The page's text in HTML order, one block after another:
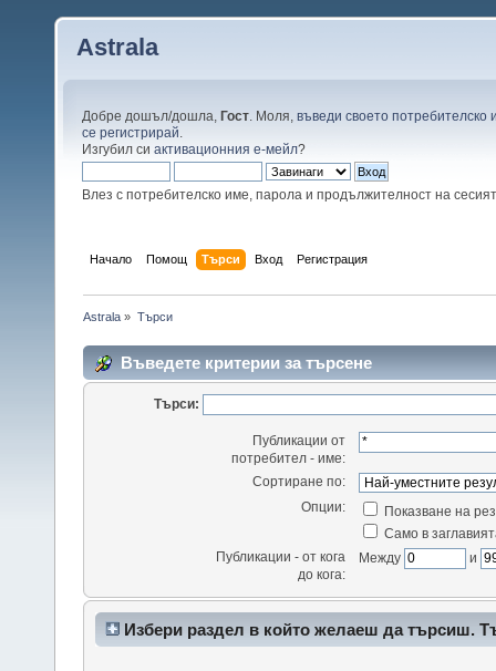
Astrala
Добре дошъл/дошла, Гост . Моля, въведи своето потребителско
се регистрирай
Изгубил си активационния е-мейл?
Влез с потребителско име, парола и продължителност на
Начало Помощ Търси Вход Регистрация
Astrala » Търси
Въведете критерии за търсене
Търси:
Публикации от
потребител - име:
Сортиране по:
Опции:
Показване на
Само в
Публикации - от кога
до кога:
Между и
Избери раздел в който желаеш да търсиш.